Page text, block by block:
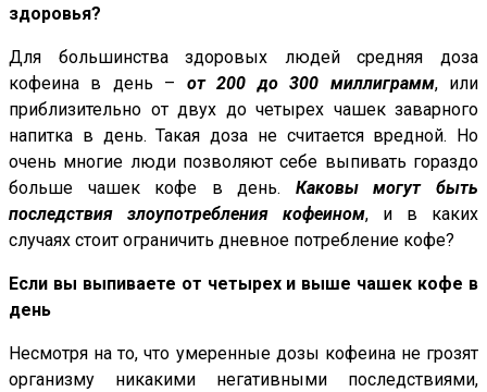
здоровья?
Для большинства здоровых людей средняя доза
кофеина в день – от 200 до 300 миллиграмм, или
приблизительно от двух до четырех чашек заварного
напитка в день. Такая доза не считается вредной. Но
очень многие люди позволяют себе выпивать гораздо
больше чашек кофе в день. Каковы могут быть
последствия злоупотребления кофеином, и в каких
случаях стоит ограничить дневное потребление кофе?
Если вы выпиваете от четырех и выше чашек кофе в
день
Несмотря на то, что умеренные дозы кофеина не грозят
организму никакими негативными последствиями,